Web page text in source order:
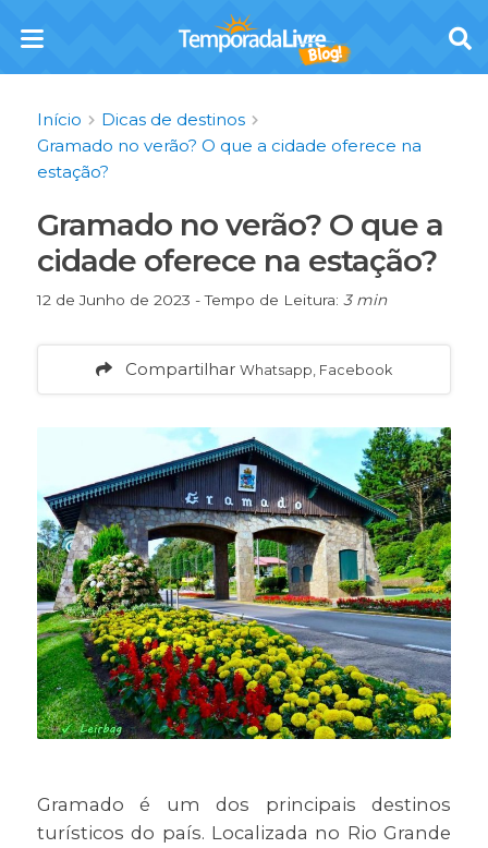
Início
Dicas de destinos
Gramado no verão? O que a cidade oferece na
estação?
Gramado no verão? O que a
cidade oferece na estação?
12 de Junho de 2023 - Tempo de Leitura: 3 min
Compartilhar Whatsapp, Facebook
Gramado é um dos principais destinos
turísticos do país. Localizada no Rio Grande